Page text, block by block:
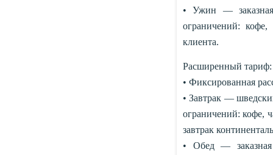
• Ужин —
ограничений:
клиента.
Расширенный тариф:
• Фиксированная
• Завтрак —
ограничений: кофе,
завтрак
• Обед —